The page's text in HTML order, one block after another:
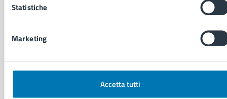
Statistiche
Marketing
Accetta tutti
Ambiente
Cultura e tempo libero
Educazione e formazione
Giustizia e sicurezza pubblica